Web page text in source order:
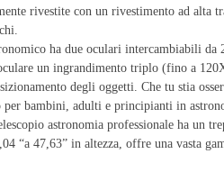
rivestite con un rivestimento ad alta
ha due oculari intercambiabili
un ingrandimento triplo (fino a
degli oggetti. Che tu stia
bambini, adulti e principianti in
astronomia professionale ha un
“a 47,63” in altezza, offre una vasta